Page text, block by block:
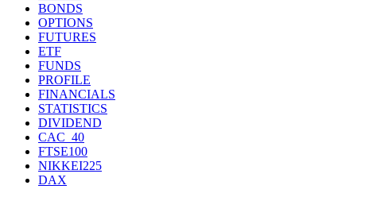
BONDS
OPTIONS
FUTURES
ETF
FUNDS
PROFILE
FINANCIALS
STATISTICS
DIVIDEND
CAC_40
FTSE100
NIKKEI225
DAX